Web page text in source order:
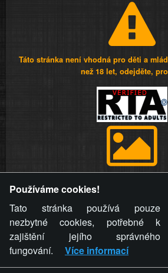
Táto stránka není vhodná pro děti a
než 18 let, odejděte,
videa a komentáře. Osoba, které se toto
stránky týče, ani osoba, která umístila
stránku, nemůže z důvodu odstranění
komentáře pro výše uvedenou
provozovateli stránky žádný nárok na
nemajetkové újmy.
Používáme cookies!
Tato stránka používá pouze
nezbytné cookies, potřebné k
zajištění jejího správného
fungování.
Více informací